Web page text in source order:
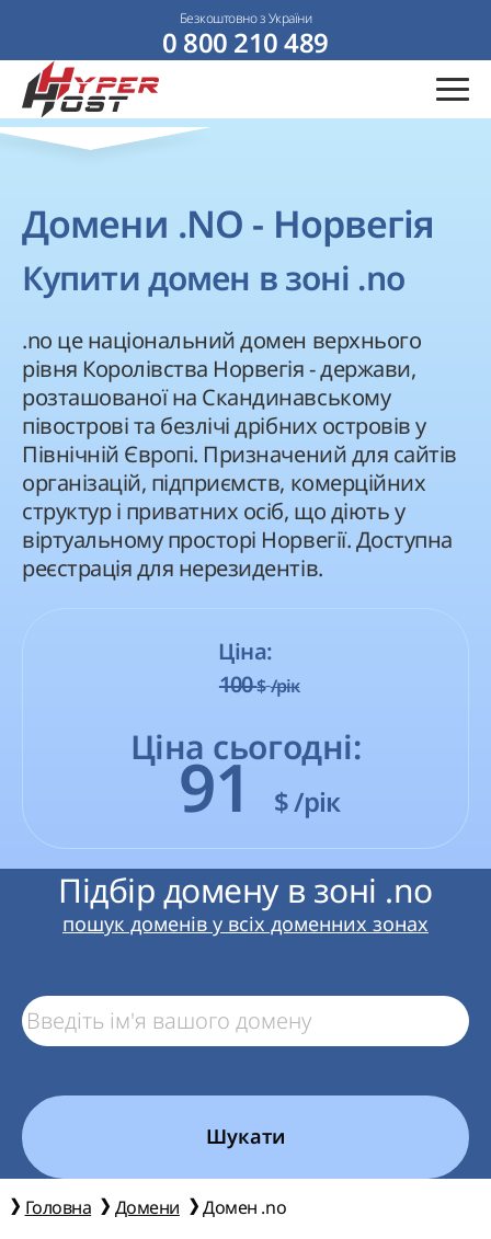
Безкоштовно з України
0 800 210 489
Домени .NO - Норвегія
Купити домен в зоні .no
.no це національний домен верхнього
рівня Королівства Норвегія - держави,
розташованої на Скандинавському
півострові та безлічі дрібних островів у
Північній Європі. Призначений для сайтів
організацій, підприємств, комерційних
структур і приватних осіб, що діють у
віртуальному просторі Норвегії. Доступна
реєстрація для нерезидентів.
Ціна:
100$ /рік
Ціна сьогодні:
91 $/рік
Підбір домену в зоні .no
пошук доменів у всіх доменних зонах
Шукати
Головна Домени Домен .no